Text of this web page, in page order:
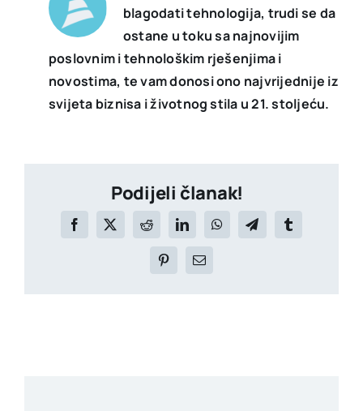
blagodati tehnologija, trudi se da
ostane u toku sa najnovijim
poslovnim i tehnološkim rješenjima i
novostima, te vam donosi ono najvrijednije iz
svijeta biznisa i životnog stila u 21. stoljeću.
Podijeli članak!